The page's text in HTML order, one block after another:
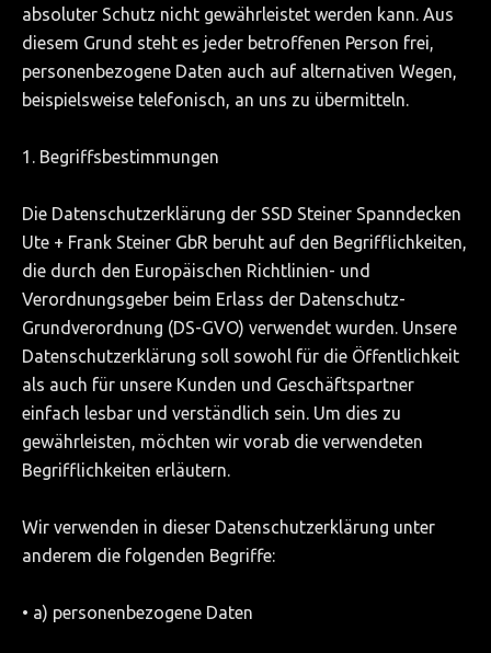
absoluter Schutz nicht gewährleistet werden kann. Aus
diesem Grund steht es jeder betroffenen Person frei,
personenbezogene Daten auch auf alternativen Wegen,
beispielsweise telefonisch, an uns zu übermitteln.
1. Begriffsbestimmungen
Die Datenschutzerklärung der SSD Steiner Spanndecken
Ute + Frank Steiner GbR beruht auf den Begrifflichkeiten,
die durch den Europäischen Richtlinien- und
Verordnungsgeber beim Erlass der Datenschutz-
Grundverordnung (DS-GVO) verwendet wurden. Unsere
Datenschutzerklärung soll sowohl für die Öffentlichkeit
als auch für unsere Kunden und Geschäftspartner
einfach lesbar und verständlich sein. Um dies zu
gewährleisten, möchten wir vorab die verwendeten
Begrifflichkeiten erläutern.
Wir verwenden in dieser Datenschutzerklärung unter
anderem die folgenden Begriffe:
• a) personenbezogene Daten